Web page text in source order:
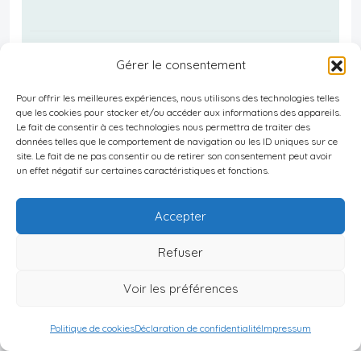
Gérer le consentement
Pour offrir les meilleures expériences, nous utilisons des technologies telles
que les cookies pour stocker et/ou accéder aux informations des appareils.
Le fait de consentir à ces technologies nous permettra de traiter des
données telles que le comportement de navigation ou les ID uniques sur ce
site. Le fait de ne pas consentir ou de retirer son consentement peut avoir
un effet négatif sur certaines caractéristiques et fonctions.
Accepter
Refuser
Voir les préférences
Politique de cookiesDéclaration de confidentialitéImpressum
5 mars 2025
Sur Le Marché Du Travail
Estonien
4 mars 2025
Vie Nocturne En Estonie : Les
Meilleures Sorties
4 mars 2025